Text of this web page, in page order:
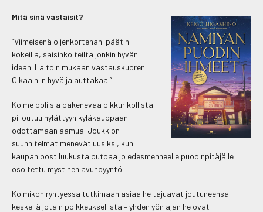
Mitä sinä vastaisit?
”Viimeisenä oljenkortenani päätin
kokeilla, saisinko teiltä jonkin hyvän
idean. Laitoin mukaan vastauskuoren.
Olkaa niin hyvä ja auttakaa.”
Kolme poliisia pakenevaa pikkurikollista
piiloutuu hylättyyn kyläkauppaan
odottamaan aamua. Joukkion
suunnitelmat menevät uusiksi, kun
kaupan postiluukusta putoaa jo edesmenneelle puodinpitäjälle
osoitettu mystinen avunpyyntö.
Kolmikon ryhtyessä tutkimaan asiaa he tajuavat joutuneensa
keskellä jotain poikkeuksellista – yhden yön ajan he ovat